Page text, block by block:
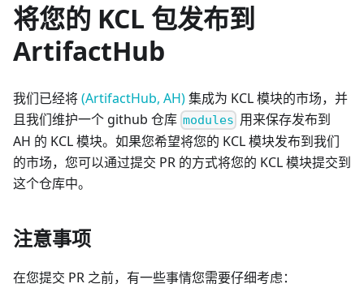
将您的 KCL 包发布到
ArtifactHub
我们已经将(ArtifactHub, AH)集成为 KCL 模块的市场，并
且我们维护一个 github 仓库 modules 用来保存发布到
AH 的 KCL 模块。如果您希望将您的 KCL 模块发布到我们
的市场，您可以通过提交 PR 的方式将您的 KCL 模块提交到
这个仓库中。
注意事项
在您提交 PR 之前，有一些事情您需要仔细考虑：